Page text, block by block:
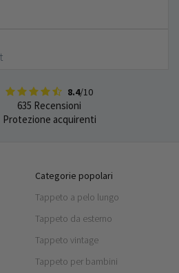
8.4/10
635 Recensioni
Protezione acquirenti
Categorie popolari
Tappeto a pelo lungo
Tappeto da esterno
Tappeto vintage
Tappeto per bambini